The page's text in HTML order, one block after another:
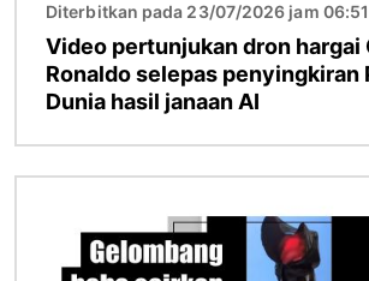
Diterbitkan pada 23/07/2026 jam 06:51
Video pertunjukan dron hargai
Ronaldo selepas penyingkiran
Dunia hasil janaan AI